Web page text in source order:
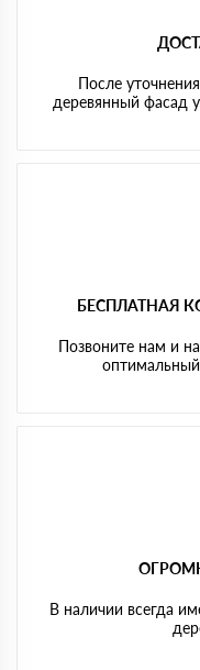
После
деревянный фасад
БЕСПЛАТНАЯ
Позвоните нам и
В наличии всегда